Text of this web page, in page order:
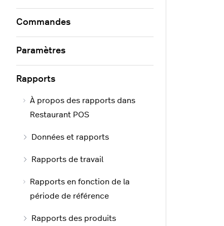
Commandes
Paramètres
Rapports
À propos des rapports dans
Restaurant POS
Données et rapports
Rapports de travail
Rapports en fonction de la
période de référence
Rapports des produits